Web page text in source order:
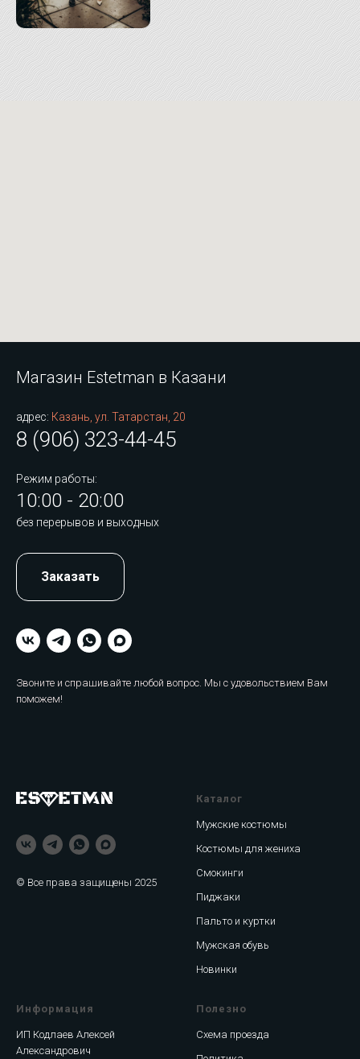
Магазин Estetman в Казани
адрес: Казань, ул. Татарстан, 20
8 (906) 323-44-45
Режим работы:
10:00 - 20:00
без перерывов и выходных
Заказать
Звоните и спрашивайте любой вопрос. Мы с удовольствием Вам
поможем!
© Все права защищены 2025
Каталог
Мужские костюмы
Костюмы для жениха
Смокинги
Пиджаки
Пальто и куртки
Мужская обувь
Новинки
Информация
ИП Кодлаев Алексей
Александрович
Полезно
Схема проезда